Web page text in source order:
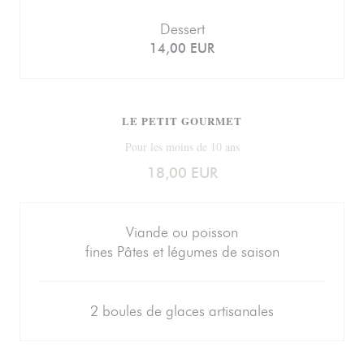
Dessert
14,00 EUR
LE PETIT GOURMET
Pour les moins de 10 ans
18,00 EUR
Viande ou poisson
fines Pâtes et légumes de saison
2 boules de glaces artisanales